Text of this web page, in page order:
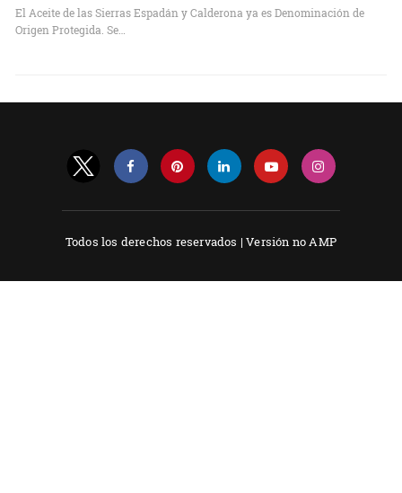
El Aceite de las Sierras Espadán y Calderona ya es Denominación de
Origen Protegida. Se…
Todos los derechos reservados |Versión no AMP